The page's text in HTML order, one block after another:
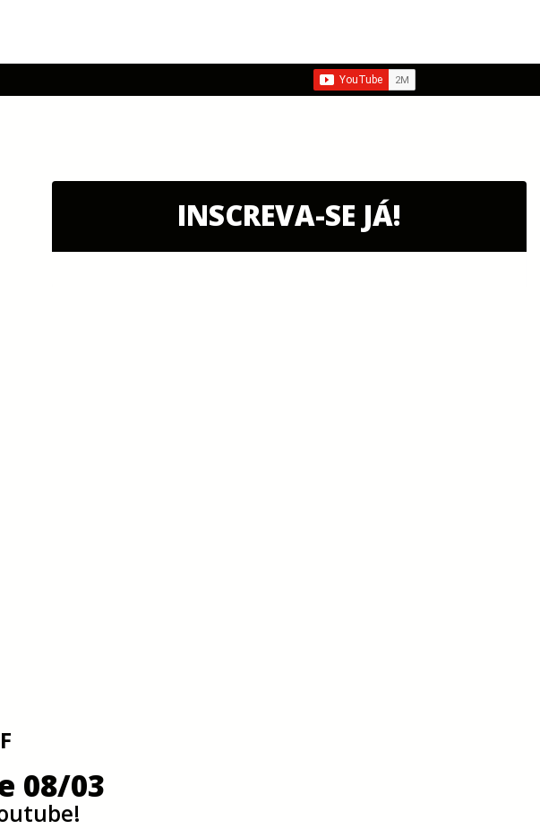
INSCREVA-SE JÁ!
08/03